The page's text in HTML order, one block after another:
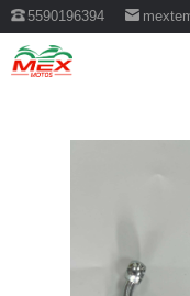
5590196394